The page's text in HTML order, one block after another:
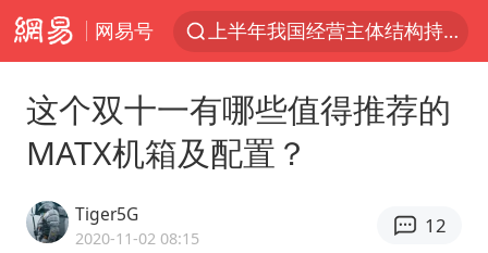
网易号
白海豚将给京津冀带来大暴雨
2025年小学教师减少13.19万
这个双十一有哪些值得推荐的
MATX机箱及配置？
Tiger5G
2020-11-02 08:15
12